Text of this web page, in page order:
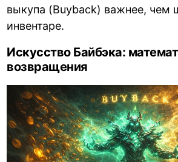
выкупа (Buyback) важнее, чем
инвентаре.
Искусство Байбэка:
возвращения